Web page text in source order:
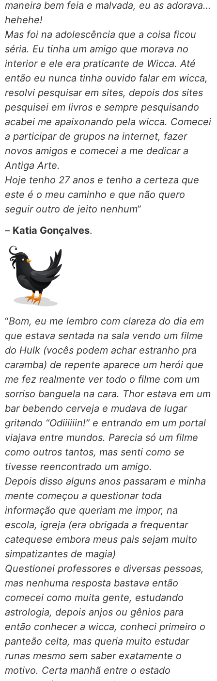
maneira bem feia e malvada, eu as adorava…
hehehe!
Mas foi na adolescência que a coisa ficou
séria. Eu tinha um amigo que morava no
interior e ele era praticante de Wicca. Até
então eu nunca tinha ouvido falar em wicca,
resolvi pesquisar em sites, depois dos sites
pesquisei em livros e sempre pesquisando
acabei me apaixonando pela wicca. Comecei
a participar de grupos na internet, fazer
novos amigos e comecei a me dedicar a
Antiga Arte.
Hoje tenho 27 anos e tenho a certeza que
este é o meu caminho e que não quero
seguir outro de jeito nenhum”
– Katia Gonçalves.
“Bom, eu me lembro com clareza do dia em
que estava sentada na sala vendo um filme
do Hulk (vocês podem achar estranho pra
caramba) de repente aparece um herói que
me fez realmente ver todo o filme com um
sorriso banguela na cara. Thor estava em um
bar bebendo cerveja e mudava de lugar
gritando “Odiiiiiin!” e entrando em um portal
viajava entre mundos. Parecia só um filme
como outros tantos, mas senti como se
tivesse reencontrado um amigo.
Depois disso alguns anos passaram e minha
mente começou a questionar toda
informação que queriam me impor, na
escola, igreja (era obrigada a frequentar
catequese embora meus pais sejam muito
simpatizantes de magia)
Questionei professores e diversas pessoas,
mas nenhuma resposta bastava então
comecei como muita gente, estudando
astrologia, depois anjos ou gênios para
então conhecer a wicca, conheci primeiro o
panteão celta, mas queria muito estudar
runas mesmo sem saber exatamente o
motivo. Certa manhã entre o estado